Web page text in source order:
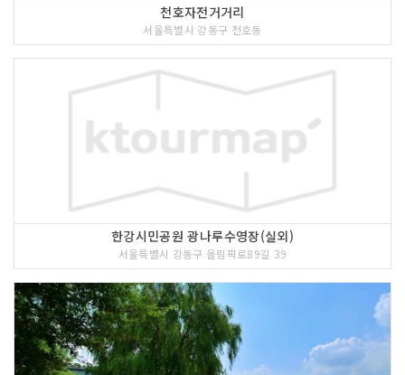
천호자전거거리
서울특별시 강동구 천호동
한강시민공원 광나루수영장(실외)
서울특별시 강동구 올림픽로89길 39